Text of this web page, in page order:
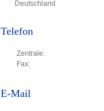
Deutschland
Telefon
Zentrale:
Fax:
E-Mail